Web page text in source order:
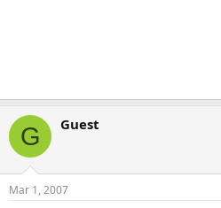
G Guest
Mar 1, 2007